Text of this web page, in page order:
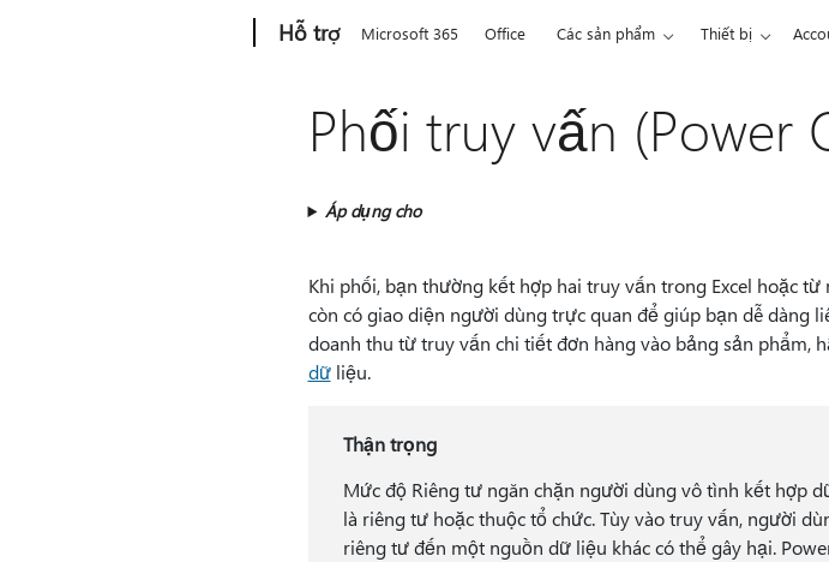
Hỗ trợ Microsoft 365 Office Các sản phẩm Thiết bị
Phối truy vấn (Power
Áp dụng cho
Khi phối, bạn thường kết hợp hai truy vấn trong Excel hoặc
còn có giao diện người dùng trực quan để giúp bạn dễ dàng
doanh thu từ truy vấn chi tiết đơn hàng vào bảng sản phẩm,
dữliệu.
Thận trọng
Mức độ Riêng tư ngăn chặn người dùng vô tình kết hợp
là riêng tư hoặc thuộc tổ chức. Tùy vào truy vấn, người
riêng tư đến một nguồn dữ liệu khác có thể gây hại.